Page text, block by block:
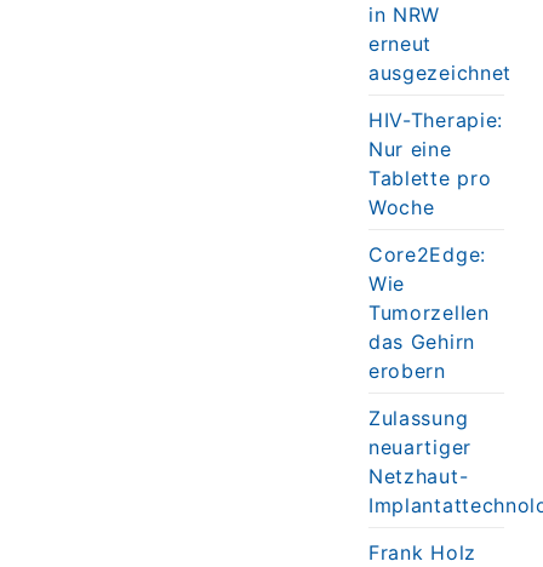
in NRW
erneut
ausgezeichnet
HIV-Therapie:
Nur eine
Tablette pro
Woche
Core2Edge:
Wie
Tumorzellen
das Gehirn
erobern
Zulassung
neuartiger
Netzhaut-
Frank Holz